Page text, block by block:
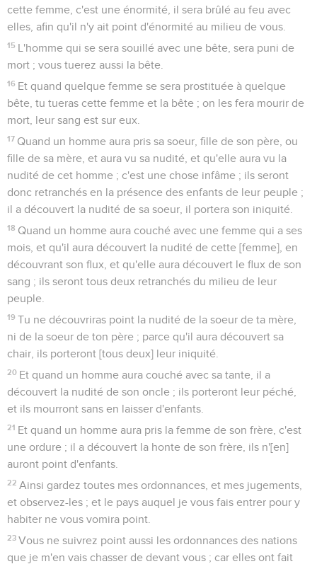
cette femme, c'est une énormité, il sera brûlé au feu avec
elles, afin qu'il n'y ait point d'énormité au milieu de vous.
15 L'homme qui se sera souillé avec une bête, sera puni de
mort ; vous tuerez aussi la bête.
16 Et quand quelque femme se sera prostituée à quelque
bête, tu tueras cette femme et la bête ; on les fera mourir de
mort, leur sang est sur eux.
17 Quand un homme aura pris sa soeur, fille de son père, ou
fille de sa mère, et aura vu sa nudité, et qu'elle aura vu la
nudité de cet homme ; c'est une chose infâme ; ils seront
donc retranchés en la présence des enfants de leur peuple ;
il a découvert la nudité de sa soeur, il portera son iniquité.
18 Quand un homme aura couché avec une femme qui a ses
mois, et qu'il aura découvert la nudité de cette [femme], en
découvrant son flux, et qu'elle aura découvert le flux de son
sang ; ils seront tous deux retranchés du milieu de leur
peuple.
19 Tu ne découvriras point la nudité de la soeur de ta mère,
ni de la soeur de ton père ; parce qu'il aura découvert sa
chair, ils porteront [tous deux] leur iniquité.
20 Et quand un homme aura couché avec sa tante, il a
découvert la nudité de son oncle ; ils porteront leur péché,
et ils mourront sans en laisser d'enfants.
21 Et quand un homme aura pris la femme de son frère, c'est
une ordure ; il a découvert la honte de son frère, ils n'[en]
auront point d'enfants.
22 Ainsi gardez toutes mes ordonnances, et mes jugements,
et observez-les ; et le pays auquel je vous fais entrer pour y
habiter ne vous vomira point.
23 Vous ne suivrez point aussi les ordonnances des nations
que je m'en vais chasser de devant vous ; car elles ont fait